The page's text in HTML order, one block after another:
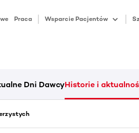
Praca Wsparcie Pacjentów
Dni DawcyHistorie i